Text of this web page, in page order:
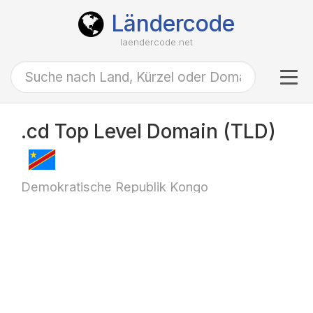
Ländercode
laendercode.net
.cd Top Level Domain (TLD)
Demokratische Republik Kongo